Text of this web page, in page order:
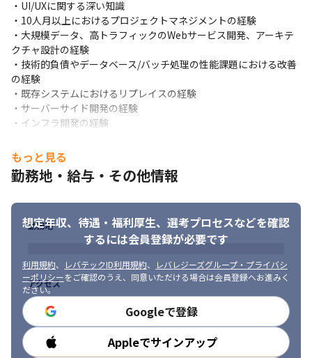
∟大規模インフラストラクチャにおけるAWSコストの継続的最適
化とAIOpsの推進
∟新規サービスに合わせたAWSアーキテクチャ設計とリソース構
築（最新サービスの技術検証を含む）
∟生成AIを活用した既存インフラ資産のIaC（Terraform）化と運
用高度化
∟MCP（Model Context Protocol）の活用検証と、AI連携を支え
るセキュアなインフラ設計
・私たちは全領域においてAI駆動開発（AI-DLC）を取り入れ、開
発プロセス自体のアップデートを推進しています
・既存資産のIaC化やAI連携を支えるセキュアなインフラ設計な
ど、最新技術を実務に落とし込む醍醐味があります
（変更の範囲）会社の定める業務
・圧倒的なデータ量と影響力：190万人の会員基盤、月間249万
PV（※）。自身の施策が数字としてダイレクトに跳ね返る面白さ
があります
・特定の領域に縛られない裁量：縦割り組織ではないため、フロ
ントからインフラまで横断的に関与し、アーキテクチャ全体を俯
瞰した設計に携われます
・UI/UXに関する深い知識
・10人月以上におけるプロジェクトマネジメントの経験
・大規模データ、高トラフィックのWebサービス開発、アーキテ
クチャ設計の経験
・技術的負債やデータベース/バッチ処理の性能課題における改善
の経験
・既存システムにおけるリプレイスの経験
・サーバーサイド開発の経験
・インフラ開発の経験
もっと見る
勤務地・給与・その他情報
想定年収、待遇・福利厚生、 選考プロセスなどを確認
するには会員登録が必要です
利用規約、 レバテックID利用規約、
レバレジーズグループ・プライバシ
ーポリシーをご確認のうえ、同意いただける場合は会員登録へお進みく
ださい。
Googleで登録
Appleでサインアップ
勤務地
アクセス
勤務時間